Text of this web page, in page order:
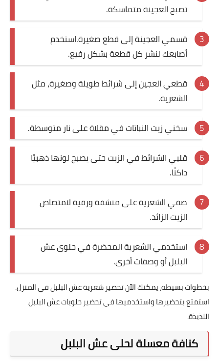
تصبح العجينة متماسكة.
قسمي العجينة إلى قطع صغيرة.استخدم
أصابعك لنشر كل قطعة بشكل رفيع.
قطعي العجين إلى شرائط طويلة وصغيرة، مثل
الشعرية.
سخني زيت النباتات في مقلاة على نار متوسطة.
قلبي الشرائط في الزيت حتى يصبح لونها ذهبيًا
داكنًا.
صفي الشعرية على منشفة ورقية لامتصاص
الزيت الزائد.
استخدمي الشعرية المحضرة في حلوى عش
البلبل أو وصفات أخرى.
بخطوات بسيطة، يمكنك الآن تحضير شعرية عش البلبل في المنزل.
استمتع بتحضيرها واستخدميها في تحضير حلويات عش البلبل
اللذيذة.
كنافة معسلة لحلى عش البلبل